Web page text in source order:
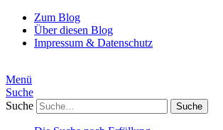
Zum Blog
Über diesen Blog
Impressum & Datenschutz
Menü
Suche
Suche